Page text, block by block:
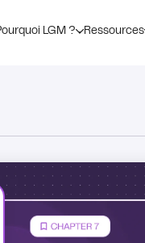
LGM ? Ressources